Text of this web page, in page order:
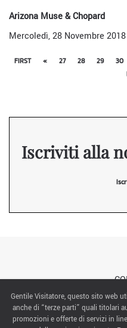
Arizona Muse & Chopard
Mercoledì, 28 Novembre 2018
FIRST « 27 28 29 30
Iscriviti alla
Gentile Visitatore, questo sito web
anche di “terze parti” quali titolari
promozioni e offerte di servizi in